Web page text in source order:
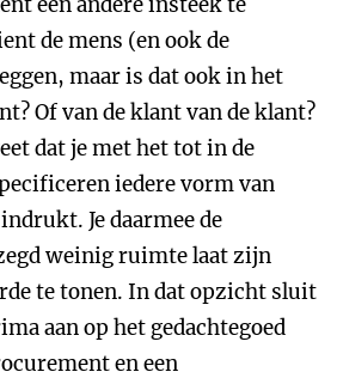
de mens (en ook de
maar is dat ook in het
Of van de klant van de klant?
dat je met het tot in de
iedere vorm van
Je daarmee de
weinig ruimte laat zijn
te tonen. In dat opzicht sluit
aan op het gedachtegoed
en een